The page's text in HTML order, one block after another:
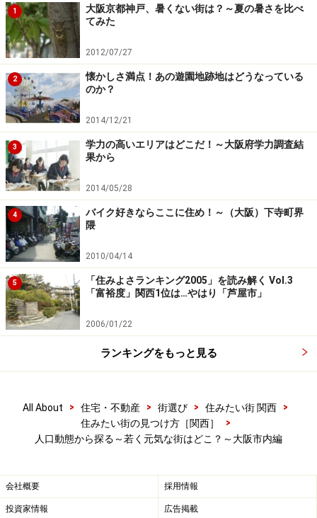
区と、その周辺の都島区、鶴見区（また鶴見区！）での
人口増加が著しいです。
しかし平成12年と平成17年との比較では周辺部の名前は
消え、中央区（21％）、西区（14%）、福島区／北区／
天王寺区（いずれも9%）といった都心部での増加が顕著
になります。「都心回帰」といわれますが数字の面から
も顕著です。
「子供が多い」「家族数が多い」「人口が増えている」
という三つの切り口から大阪市内24区を見てみました
が、どの切り口でも「元気」だったのは鶴見区。子供の
割合、世帯人数ともに24区中1位、人口増加では昭和55
年から平成17年にかけての増加割合が24区中2位。区単
位で見た場合、「大阪一元気な区」といって差し支えな
いでしょう。
そんな鶴見区の、元気の源をみつけに区役所周辺を少し
歩いてみました。次のページでは、その様子を写真中心
※記事内容は執筆時点のものです。最新の内容をご確認くださ
3
1
大阪京都神戸、暑くない街は？～夏の暑さを比べ
てみた
2012/07/27
2
懐かしさ満点！あの遊園地跡地はどうなっている
のか？
2014/12/21
3
学力の高いエリアはどこだ！～大阪府学力調査結
果から
2014/05/28
4
バイク好きならここに住め！～（大阪）下寺町界
隈
2010/04/14
5
「住みよさランキング2005」を読み解く Vol.3
「富裕度」関西1位は…やはり「芦屋市」
2006/01/22
ランキングをもっと見る
All About > 住宅・不動産 > 街選び > 住みたい街 関西
>
住みたい街の見つけ方［関西］
>
人口動態から探る～若く元気な街はどこ？～大阪市内編
会社概要 採用情報
投資家情報 広告掲載